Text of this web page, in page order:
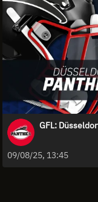
GFL:
09/08/25, 13:45